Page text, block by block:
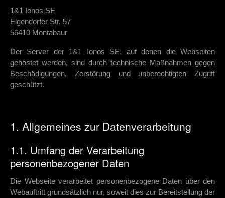
1&1 Ionos SE
Elgendorfer Str. 57
56410 Montabaur
Der Server der 1&1 Ionos SE, auf denen die Webseiten
gehostet werden, sind durch technische Maßnahmen gegen
Beschädigungen, Zerstörung und unberechtigten Zugriff
geschützt.
1. Allgemeines zur Datenverarbeitung
1.1. Umfang der Verarbeitung
personenbezogener Daten
Die Webseite verarbeitet personenbezogene Daten über den
Webauftritt grundsätzlich nur, soweit dies zur Bereitstellung der